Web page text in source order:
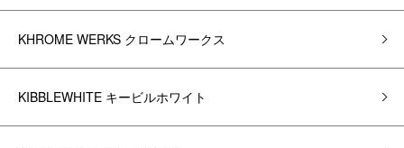
KHROME WERKS クロームワークス
KIBBLEWHITE キービルホワイト